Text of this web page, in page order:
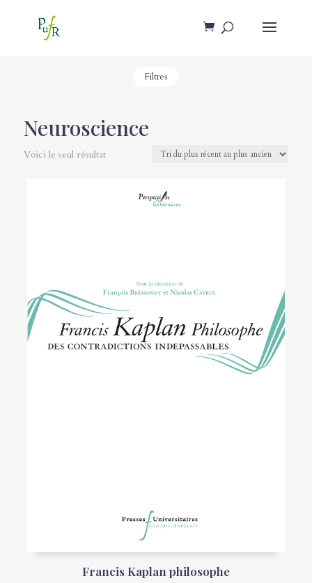
Filtres
Neuroscience
Voici le seul résultat
Francis Kaplan philosophe